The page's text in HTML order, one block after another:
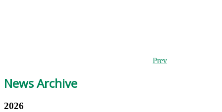
Prev
News Archive
2026